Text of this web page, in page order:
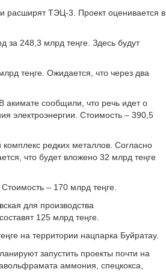
расширят ТЭЦ-3. Проект оценивается в
за 248,3 млрд теңге. Здесь будут
теңге. Ожидается, что через два
акимате сообщили, что речь идет о
электроэнергии. Стоимость – 390,5
комплекс редких металлов. Согласно
что будет вложено 32 млрд теңге
– 170 млрд теңге.
для производства
125 млрд теңге.
на территории нацпарка Буйратау.
запустить проекты почти на
аммония, спецкокса,